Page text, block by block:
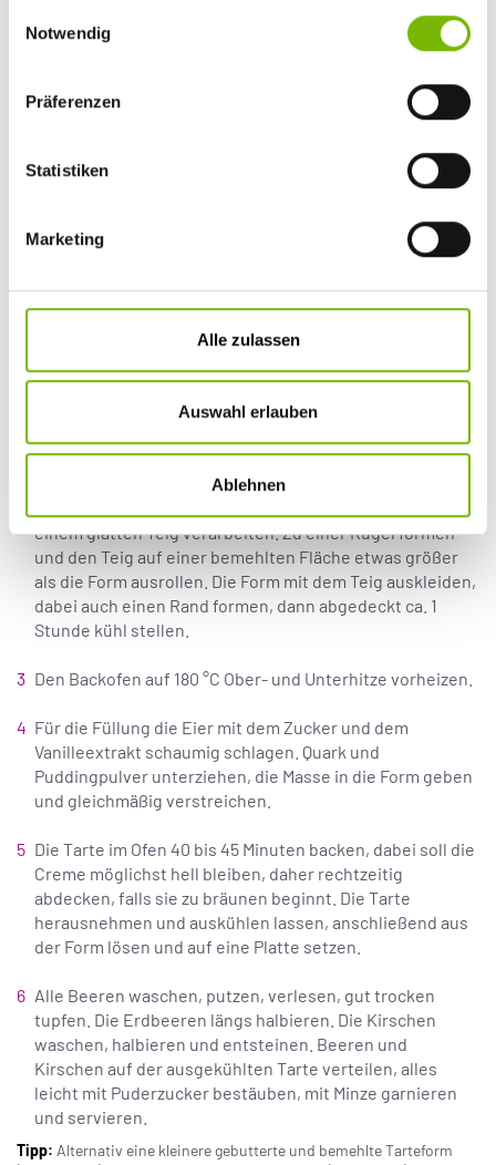
Notwendig
Präferenzen
Statistiken
Marketing
Alle zulassen
Auswahl erlauben
Ablehnen
120 g weiche Butter plus etwas für die Form, 200 g Mehl plus etwas
für die Form und zum Arbeiten, 80 g Zucker, 2 EL Vanillezucker, 1
Für die Füllung
3 Eier, 150 g Zucker, 1 TL Vanilleextrakt, 250 g Quark, 2 Päckchen
Außerdem: 450 g gemischte Beeren, z. B. Erdbeeren, rote und gelbe
Himbeeren, Johannisbeeren, Brombeeren, Heidelbeeren, 1 EL
Zubereitung:
Eine Tarteform (ca. 26 cm ø) mit Butter fetten, mit Mehl
ausklopfen.
mit Zucker, Vanillezucker und Salz vermischen. Das Ei, die
weiche Butter in kleinen Stücken und die Sahne zugeben
einem glatten Teig verarbeiten. Zu einer Kugel formen
und den Teig auf einer bemehlten Fläche etwas größer
als die Form ausrollen. Die Form mit dem Teig auskleiden,
dabei auch einen Rand formen, dann abgedeckt ca. 1
Stunde kühl stellen.
Den Backofen auf 180 °C Ober- und Unterhitze vorheizen.
Für die Füllung die Eier mit dem Zucker und dem
Vanilleextrakt schaumig schlagen. Quark und
Puddingpulver unterziehen, die Masse in die Form geben
und gleichmäßig verstreichen.
Die Tarte im Ofen 40 bis 45 Minuten backen, dabei soll die
Creme möglichst hell bleiben, daher rechtzeitig
abdecken, falls sie zu bräunen beginnt. Die Tarte
herausnehmen und auskühlen lassen, anschließend aus
der Form lösen und auf eine Platte setzen.
Alle Beeren waschen, putzen, verlesen, gut trocken
tupfen. Die Erdbeeren längs halbieren. Die Kirschen
waschen, halbieren und entsteinen. Beeren und
Kirschen auf der ausgekühlten Tarte verteilen, alles
leicht mit Puderzucker bestäuben, mit Minze garnieren
und servieren.
Tipp: Alternativ eine kleinere gebutterte und bemehlte Tarteform